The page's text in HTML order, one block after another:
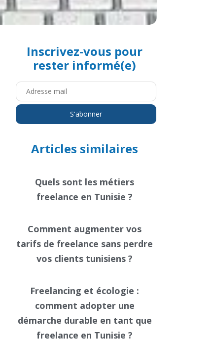
Inscrivez-vous pour
rester informé(e)
Articles similaires
Quels sont les métiers
freelance en Tunisie ?
Comment augmenter vos
tarifs de freelance sans perdre
vos clients tunisiens ?
Freelancing et écologie :
comment adopter une
démarche durable en tant que
freelance en Tunisie ?